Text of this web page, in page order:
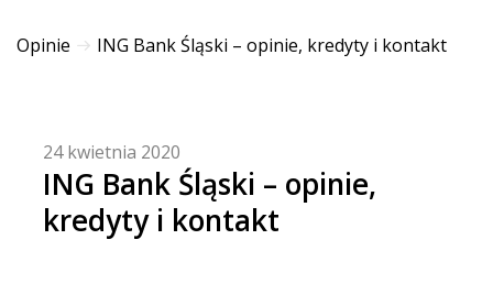
Opinie ING Bank Śląski – opinie, kredyty i kontakt
24 kwietnia 2020
ING Bank Śląski – opinie,
kredyty i kontakt